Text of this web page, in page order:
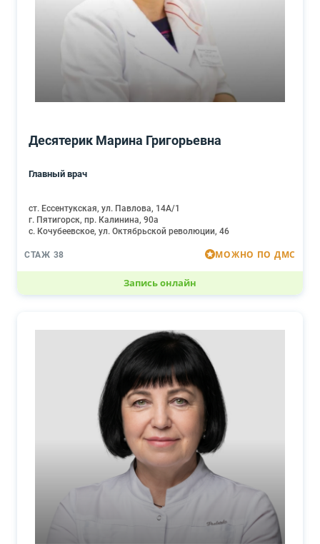
Десятерик Марина Григорьевна
Главный врач
ст. Ессентукская, ул. Павлова, 14А/1
г. Пятигорск, пр. Калинина, 90а
с. Кочубеевское, ул. Октябрьской революции, 46
СТАЖ 38 МОЖНО ПО ДМС
Запись онлайн